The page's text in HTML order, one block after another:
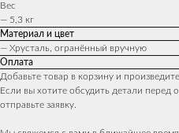
Вес
— 5,3 кг
Материал и цвет
— Хрусталь, огранённый вручную
Оплата
Добавьте товар в корзину и
Если вы хотите обсудить детали перед
отправьте заявку.